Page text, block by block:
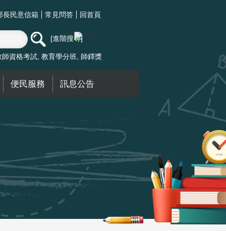
長民意信箱 常見問答 回首頁
進階搜尋
師資格考試 教育學分班 師鐸獎
便民服務 訊息公告